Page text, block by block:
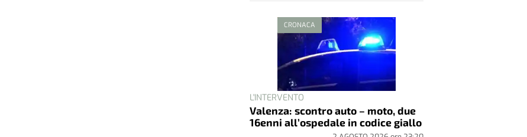
CRONACA
L'INTERVENTO
Valenza: scontro auto – moto, due
16enni all’ospedale in codice giallo